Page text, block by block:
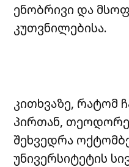
ენობრივი და
კუთვნილებისა.
კითხვაზე, რატომ
პირთან, თეოდორე
შეხვედრა
უნივერსიტეტის